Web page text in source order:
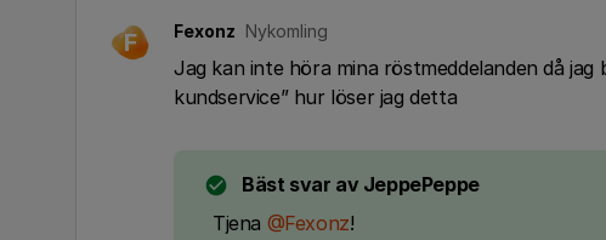
F Fexonz Nykomling
Jag kan inte höra mina röstmeddelanden då
kundservice” hur löser jag detta
Bäst svar av JeppePeppe
Tjena @Fexonz!